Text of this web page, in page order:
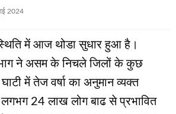
2024
में आज थोडा सुधार हुआ है।
ने असम के निचले जिलों के कुछ
में तेज वर्षा का अनुमान व्‍यक्‍त
लगभग 24 लाख लोग बाढ से प्रभावित